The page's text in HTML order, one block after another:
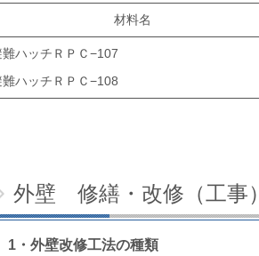
材料名
難ハッチＲＰＣ−107
難ハッチＲＰＣ−108
外壁 修繕・改修（工事）
1・外壁改修工法の種類